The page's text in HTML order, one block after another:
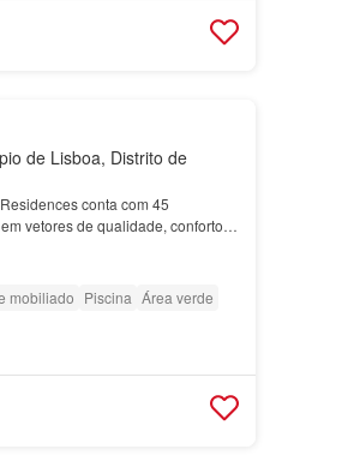
de Lisboa, Distrito de
conta com 45
vetores de qualidade, conforto
e espa…
mobiliado Piscina Área verde